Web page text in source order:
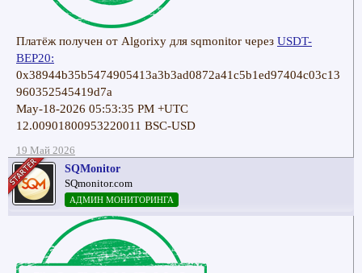
Платёж получен от Algorixy для sqmonitor через USDT-
BEP20:
0x38944b35b5474905413a3b3ad0872a41c5b1ed97404c03c13
960352545419d7a
May-18-2026 05:53:35 PM +UTC
12.00901800953220011 BSC-USD
19 Май 2026
SQMonitor
SQmonitor.com
АДМИН МОНИТОРИНГА